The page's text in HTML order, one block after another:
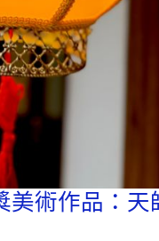
美術作品：天